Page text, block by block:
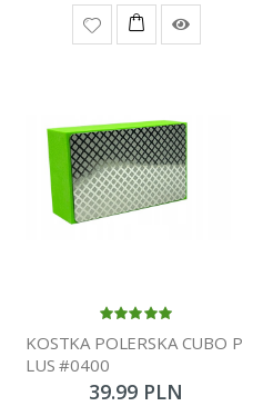
KOSTKA POLERSKA CUBO P
LUS #0400
39.99 PLN